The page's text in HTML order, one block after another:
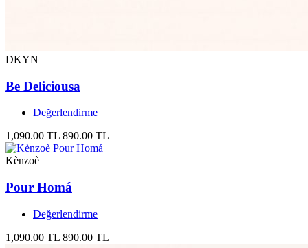
DKYN
Be Deliciousa
Değerlendirme
1,090.00 TL 890.00 TL
Kènzoè
Pour Homá
Değerlendirme
1,090.00 TL 890.00 TL